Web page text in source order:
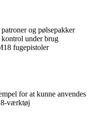
og pølsepakker
under brug
fugepistoler
for at kunne anvendes
værktøj